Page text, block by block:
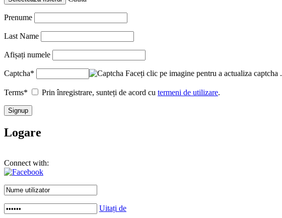
Prenume
Last Name
Afișați numele
Captcha* Faceți clic pe imagine pentru a actualiza captcha .
Terms* Prin înregistrare, sunteți de acord cu termeni de utilizare.
Logare
Connect with:
Uitați de